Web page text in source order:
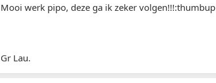
Mooi werk pipo, deze ga ik zeker volgen!!!:thumbup
Gr Lau.